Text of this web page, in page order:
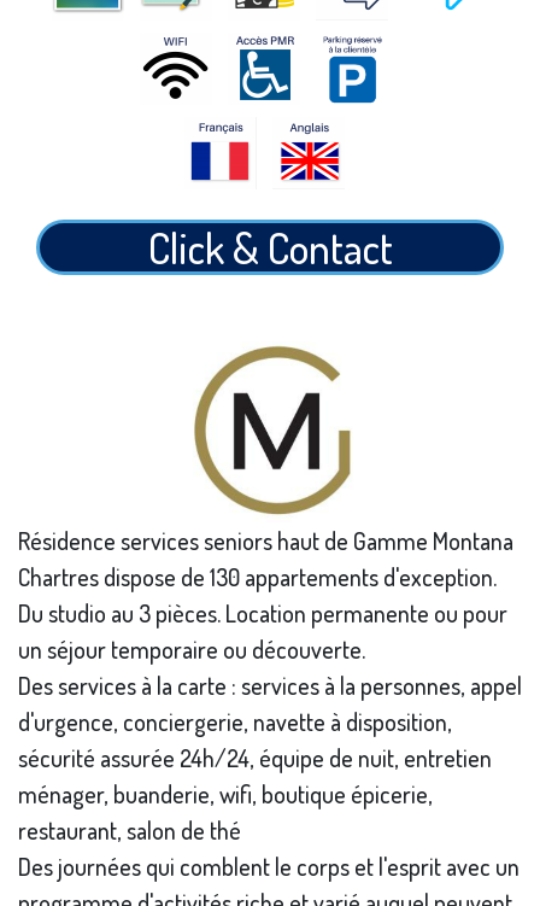
Click & Contact
Résidence services seniors haut de Gamme Montana
Chartres dispose de 130 appartements d'exception.
Du studio au 3 pièces. Location permanente ou pour
un séjour temporaire ou découverte.
Des services à la carte : services à la personnes, appel
d'urgence, conciergerie, navette à disposition,
sécurité assurée 24h/24, équipe de nuit, entretien
ménager, buanderie, wifi, boutique épicerie,
restaurant, salon de thé
Des journées qui comblent le corps et l'esprit avec un